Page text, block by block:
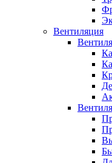
Вентиляция